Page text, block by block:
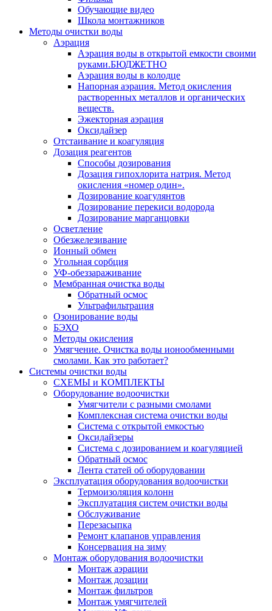
Обучающие видео
Школа монтажников
Методы очистки воды
Аэрация
Аэрация воды в открытой емкости своими
руками.БЮДЖЕТНО
Аэрация воды в колодце
Напорная аэрация. Метод окисления
растворенных металлов и органических
веществ.
Эжекторная аэрация
Оксидайзер
Отстаивание и коагуляция
Дозация реагентов
Способы дозирования
Дозация гипохлорита натрия. Метод
окисления «номер один».
Дозирование коагулянтов
Дозирование перекиси водорода
Дозирование марганцовки
Осветление
Обезжелезивание
Ионный обмен
Угольная сорбция
УФ-обеззараживание
Мембранная очистка воды
Обратный осмос
Ультрафильтрация
Озонирование воды
БЭХО
Методы окисления
Умягчение. Очистка воды ионообменными
смолами. Как это работает?
Системы очистки воды
СХЕМЫ и КОМПЛЕКТЫ
Оборудование водоочистки
Умягчители с разными смолами
Комплексная система очистки воды
Система с открытой емкостью
Оксидайзеры
Система с дозированием и коагуляцией
Обратный осмос
Лента статей об оборудовании
Эксплуатация оборудования водоочистки
Термоизоляция колонн
Эксплуатация систем очистки воды
Обслуживание
Перезасыпка
Ремонт клапанов управления
Консервация на зиму
Монтаж оборудования водоочистки
Монтаж аэрации
Монтаж дозации
Монтаж фильтров
Монтаж умягчителей